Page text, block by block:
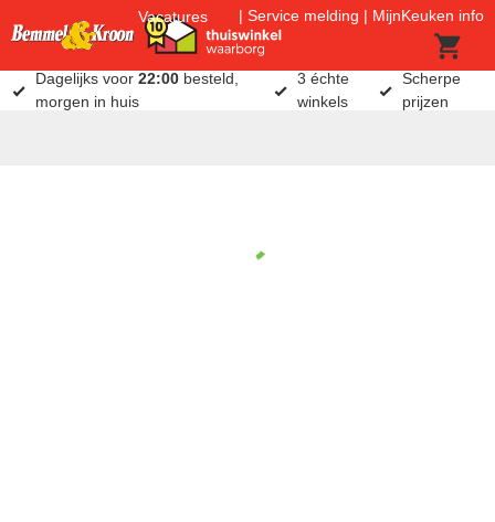
Vacatures Service melding MijnKeuken info
Dagelijks voor22:00 besteld,
morgen in huis
3 échte
winkels
Scherpe
prijzen